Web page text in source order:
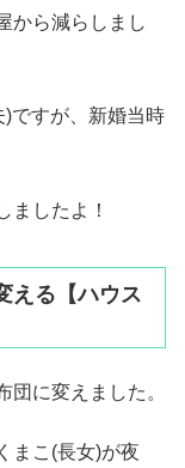
から減らしまし
ですが、新婚当時
ましたよ！
える【ハウス
に変えました。
まこ(長女)が夜